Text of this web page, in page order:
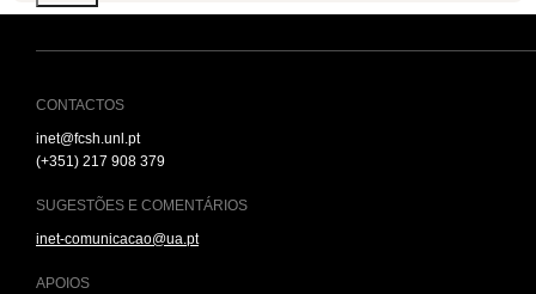
CONTACTOS
inet@fcsh.unl.pt
(+351) 217 908 379
SUGESTÕES E COMENTÁRIOS
inet-comunicacao@ua.pt
APOIOS